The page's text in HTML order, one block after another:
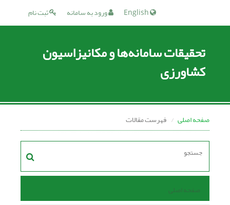
ثبت نام ورود به سامانه
تحقیقات سامانه‌ها و مکانیزاسیون
کشاورزی
صفحه اصلی فهرست مقالات
صفحه اصلی